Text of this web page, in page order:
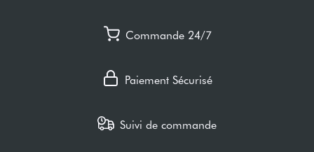
Commande 24/7
Paiement Sécurisé
Suivi de commande